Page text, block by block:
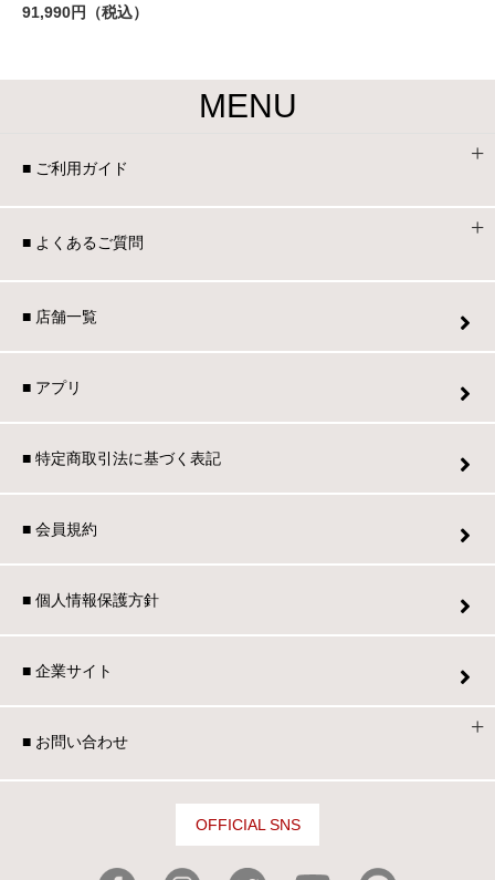
91,990円（税込）
MENU
■ ご利用ガイド
■ よくあるご質問
■ 店舗一覧
■ アプリ
■ 特定商取引法に基づく表記
■ 会員規約
■ 個人情報保護方針
■ 企業サイト
■ お問い合わせ
OFFICIAL SNS